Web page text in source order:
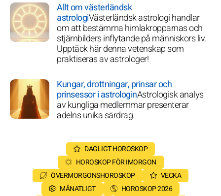
Allt om västerländsk
astrologiVästerländsk astrologi handlar
om att bestämma himlakropparnas och
stjärnbilders inflytande på människors liv.
Upptäck här denna vetenskap som
praktiseras av astrologer!
Kungar, drottningar, prinsar och
prinsessor i astrologinAstrologisk analys
av kungliga medlemmar presenterar
adelns unika särdrag.
DAGLIGT HOROSKOP
HOROSKOP FÖR IMORGON
ÖVERMORGONSHOROSKOP
VECKA
MÅNATLIGT
HOROSKOP 2026